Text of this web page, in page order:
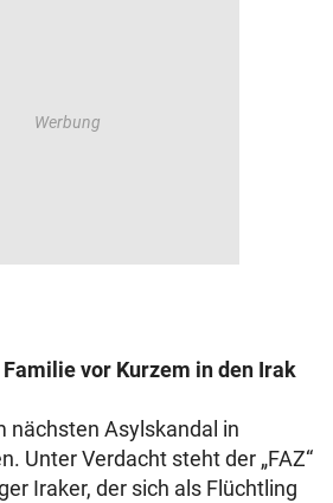
vor Kurzem in den Irak
nächsten Asylskandal in
Unter Verdacht steht der „FAZ“
Iraker, der sich als Flüchtling